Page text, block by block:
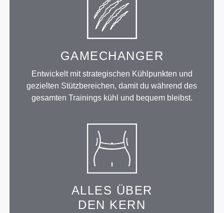
GAMECHANGER
Entwickelt mit strategischen Kühlpunkten und
gezielten Stützbereichen, damit du während des
gesamten Trainings kühl und bequem bleibst.
ALLES ÜBER
DEN KERN